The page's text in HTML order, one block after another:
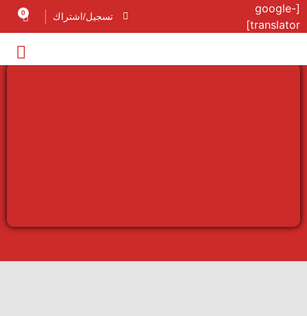
[google-
translator]
تسجيل/اشتراك 0